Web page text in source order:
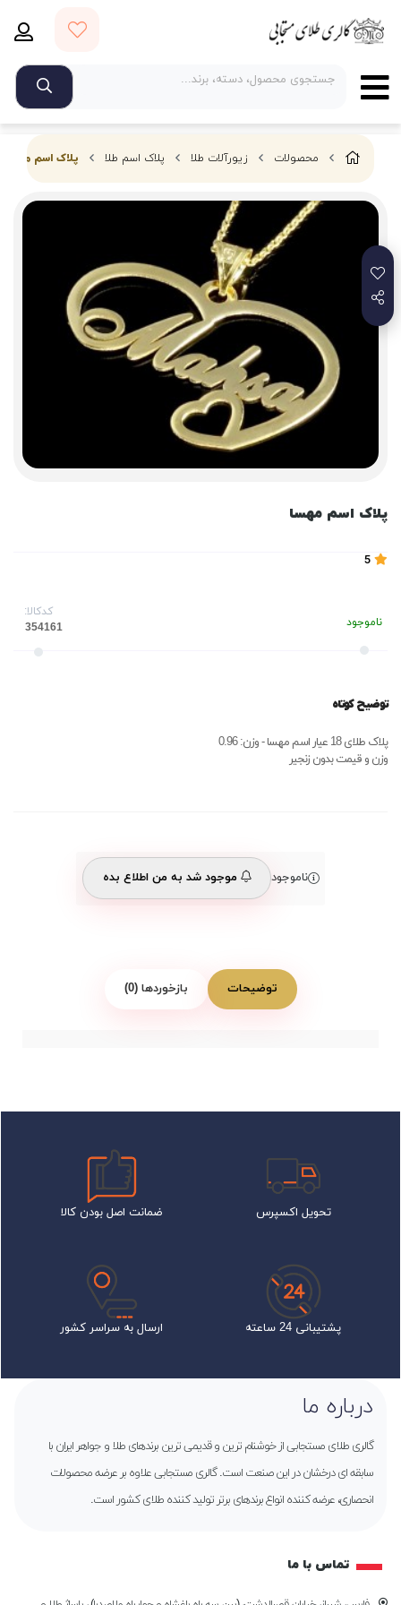
محصولات زیورآلات طلا پلاک اسم طلا پلاک اسم مهسا
پلاک اسم مهسا
ناموجود
کدکالا:
توضیح کوتاه
پلاک طلای 18 عیار اسم مهسا - وزن: 0.96
وزن و قیمت بدون زنجیر
ناموجود موجود شد به من اطلاع بده
توضیحات بازخوردها (0)
تحویل اکسپرس ضمانت اصل بودن کالا
پشتیبانی 24 ساعته ارسال به سراسر کشور
درباره ما
گالری طلای مستجابی از خوشنام ترین و قدیمی ترین برندهای طلا و جواهر ایران با
سابقه ای درخشان در این صنعت است. گالری مستجابی علاوه بر عرضه محصولات
انحصاری، عرضه کننده انواع برندهای برتر تولید کننده طلای کشور است.
تماس با ما